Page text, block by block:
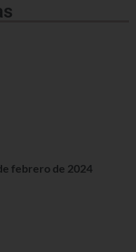
febrero de 2024